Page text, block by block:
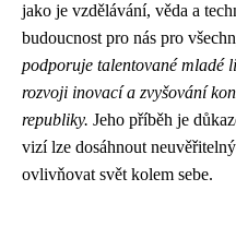
jako je vzdělávání, věda a
budoucnost pro nás pro
podporuje talentované mladé
rozvoji inovací a zvyšování
republiky. Jeho příběh je
vizí lze dosáhnout
ovlivňovat svět kolem sebe.